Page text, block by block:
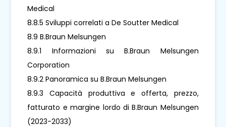
Medical
8.8.5 Sviluppi correlati a De Soutter Medical
8.9 B.Braun Melsungen
8.9.1 Informazioni su B.Braun Melsungen
Corporation
8.9.2 Panoramica su B.Braun Melsungen
8.9.3 Capacità produttiva e offerta, prezzo,
fatturato e margine lordo di B.Braun Melsungen
(2023-2033)